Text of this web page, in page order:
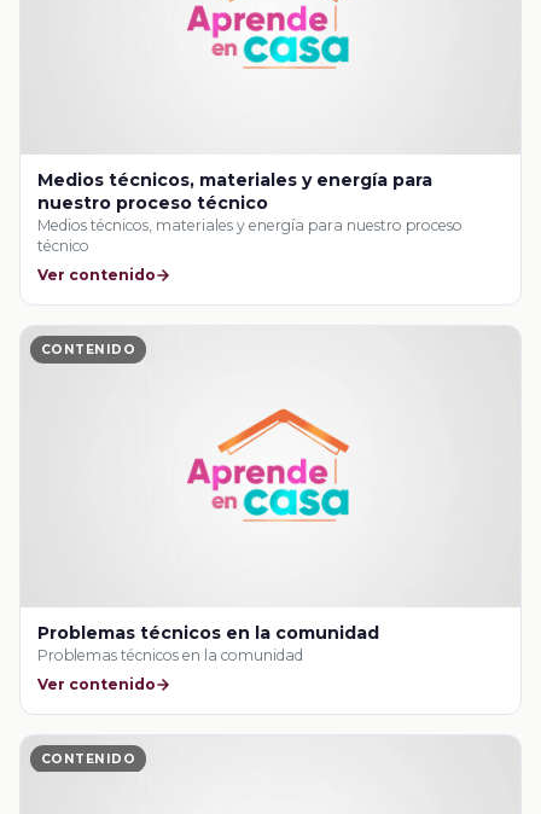
Medios técnicos, materiales y energía para
nuestro proceso técnico
Medios técnicos, materiales y energía para nuestro proceso
técnico
Ver contenido
CONTENIDO
Problemas técnicos en la comunidad
Problemas técnicos en la comunidad
Ver contenido
CONTENIDO